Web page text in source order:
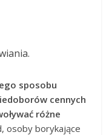
sposobu
cennych
różne
osoby borykające